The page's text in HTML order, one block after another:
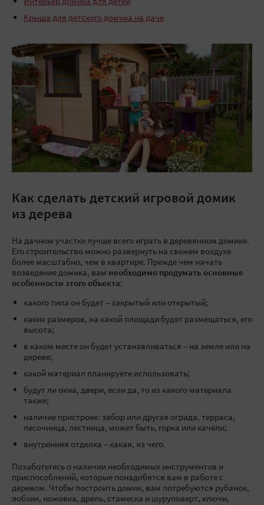
Интерьер домика для детей
Крыша для детского домика на даче
Как сделать детский игровой домик
из дерева
На дачном участке лучше всего играть в деревянном домике.
Его строительство можно развернуть на свежем воздухе
более масштабно, чем в квартире. Прежде чем начать
возведение домика, вам необходимо продумать основные
особенности этого объекта:
какого типа он будет – закрытый или открытый;
каких размеров, на какой площади будет размещаться, его
высота;
в каком месте он будет устанавливаться – на земле или на
дереве;
какой материал планируете использовать;
будут ли окна, двери, если да, то из какого материала
также;
наличие пристроек: забор или другая ограда, терраса,
песочница, лестница, может быть, горка или качели;
внутренняя отделка – какая, из чего.
Позаботьтесь о наличии необходимых инструментов и
приспособлений, которые понадобятся вам в работе с
деревом. Чтобы построить домик, вам потребуются рубанок,
лобзик, ножовка, дрель, стамеска и шуруповерт, ключи,